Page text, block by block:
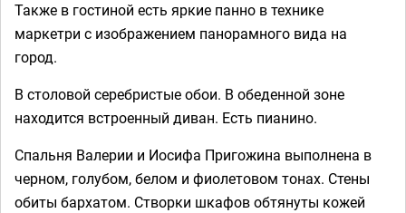
Также в гостиной есть яркие панно в технике
маркетри с изображением панорамного вида на
город.
В столовой серебристые обои. В обеденной зоне
находится встроенный диван. Есть пианино.
Спальня Валерии и Иосифа Пригожина выполнена в
черном, голубом, белом и фиолетовом тонах. Стены
обиты бархатом. Створки шкафов обтянуты кожей